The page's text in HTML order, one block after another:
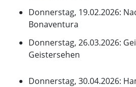
Donnerstag, 19.02.2026:
Bonaventura
Donnerstag, 26.03.2026:
Geistersehen
Donnerstag, 30.04.2026: